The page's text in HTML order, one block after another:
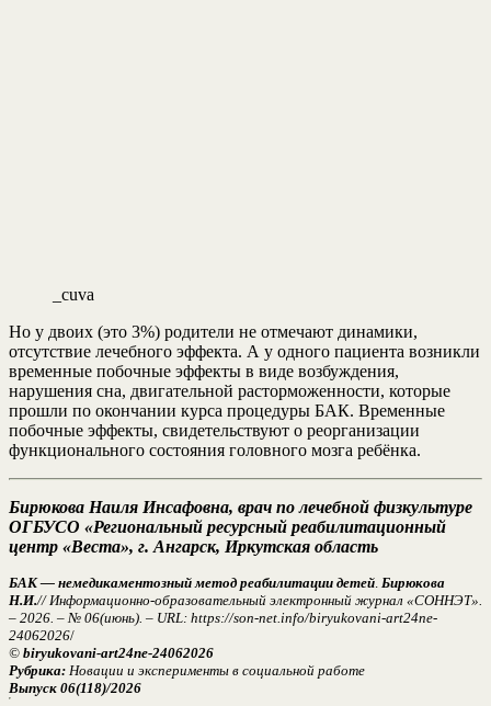
_cuva
Но у двоих (это 3%) родители не отмечают динамики,
отсутствие лечебного эффекта. А у одного пациента возникли
временные побочные эффекты в виде возбуждения,
нарушения сна, двигательной расторможенности, которые
прошли по окончании курса процедуры БАК. Временные
побочные эффекты, свидетельствуют о реорганизации
функционального состояния головного мозга ребёнка.
Бирюкова Наиля Инсафовна, врач по лечебной физкультуре
ОГБУСО «Региональный ресурсный реабилитационный
центр «Веста», г. Ангарск, Иркутская область
БАК — немедикаментозный метод реабилитации детей Бирюкова
Н.И.// Информационно-образовательный электронный журнал «СОННЭТ».
– 2026. – № 06(июнь). – URL: https://son-net.info/biryukovani-art24ne-
24062026/
© biryukovani-art24ne-24062026
Рубрика: Новации и эксперименты в социальной работе
Выпуск 06(118)/2026